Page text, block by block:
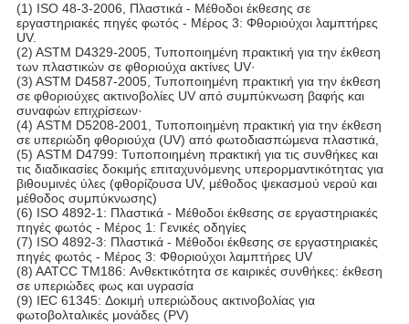
(1) ISO 48-3-2006, Πλαστικά - Μέθοδοι έκθεσης σε
εργαστηριακές πηγές φωτός - Μέρος 3: Φθοριούχοι λαμπτήρες
UV.
(2) ASTM D4329-2005, Τυποποιημένη πρακτική για την έκθεση
των πλαστικών σε φθοριούχα ακτίνες UV·
(3) ASTM D4587-2005, Τυποποιημένη πρακτική για την έκθεση
σε φθοριούχες ακτινοβολίες UV από συμπύκνωση βαφής και
συναφών επιχρίσεων·
(4) ASTM D5208-2001, Τυποποιημένη πρακτική για την έκθεση
σε υπεριώδη φθοριούχα (UV) από φωτοδιασπώμενα πλαστικά,
(5) ASTM D4799: Τυποποιημένη πρακτική για τις συνθήκες και
τις διαδικασίες δοκιμής επιταχυνόμενης υπερορμαντικότητας για
βιθουμινές ύλες (φθορίζουσα UV, μέθοδος ψεκασμού νερού και
μέθοδος συμπύκνωσης)
(6) ISO 4892-1: Πλαστικά - Μέθοδοι έκθεσης σε εργαστηριακές
πηγές φωτός - Μέρος 1: Γενικές οδηγίες
(7) ISO 4892-3: Πλαστικά - Μέθοδοι έκθεσης σε εργαστηριακές
πηγές φωτός - Μέρος 3: Φθοριούχοι λαμπτήρες UV
(8) AATCC TM186: Ανθεκτικότητα σε καιρικές συνθήκες: έκθεση
σε υπεριώδες φως και υγρασία
(9) IEC 61345: Δοκιμή υπεριώδους ακτινοβολίας για
φωτοβολταλικές μονάδες (PV)